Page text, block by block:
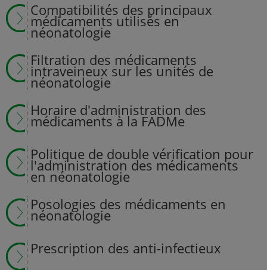
Compatibilités des principaux
médicaments utilisés en
néonatologie
Filtration des médicaments
intraveineux sur les unités de
néonatologie
Horaire d'administration des
médicaments à la FADMe
Politique de double vérification pour
l'administration des médicaments
en néonatologie
Posologies des médicaments en
néonatologie
Prescription des anti-infectieux